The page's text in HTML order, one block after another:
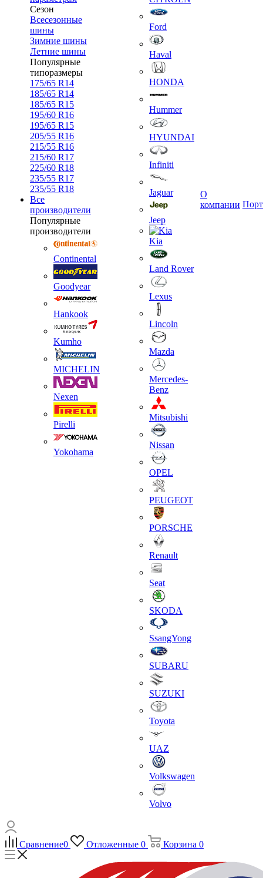
Сезон
Всесезонные
шины
Зимние шины
Летние шины
Популярные
типоразмеры
175/65 R14
185/65 R14
185/65 R15
195/60 R16
195/65 R15
205/55 R16
215/55 R16
215/60 R17
225/60 R18
235/55 R17
235/55 R18
Все
производители
Популярные
производители
Continental
Goodyear
Hankook
Kumho
MICHELIN
Nexen
Pirelli
Yokohama
Ford
Haval
HONDA
Hummer
HYUNDAI
Infiniti
Jaguar
Jeep
Kia
Land Rover
Lexus
Lincoln
Mazda
Mercedes-
Benz
Mitsubishi
Nissan
OPEL
PEUGEOT
PORSCHE
Renault
Seat
SKODA
SsangYong
SUBARU
SUZUKI
Toyota
UAZ
Volkswagen
Volvo
О
компании
Сравнение0 Отложенные 0 Корзина 0